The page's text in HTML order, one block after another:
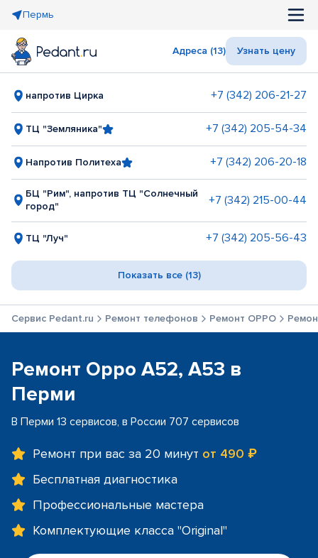
Пермь
Адреса (13) Узнать цену
напротив Цирка +7 (342) 206-21-27
ТЦ "Земляника" +7 (342) 205-54-34
Напротив Политеха +7 (342) 206-20-18
БЦ "Рим", напротив ТЦ "Солнечный
город"
+7 (342) 215-00-44
ТЦ "Луч" +7 (342) 205-56-43
Показать все (13)
Сервис Pedant.ru Ремонт телефонов Ремонт OPPO
Ремонт Oppo A52, A53 в
Перми
В Перми 13 сервисов, в России 707 сервисов
Ремонт при вас за 20 минут от 490 ₽
Бесплатная диагностика
Профессиональные мастера
Комплектующие класса "Original"